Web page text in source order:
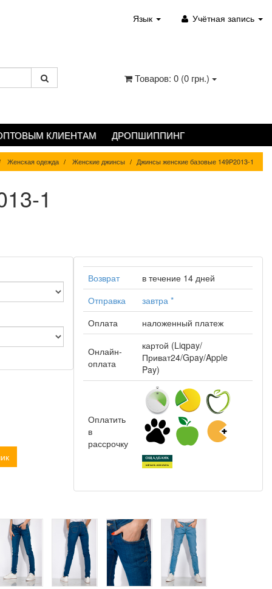
Язык Учётная запись
Товаров: 0 (0 грн.)
КЛИЕНТАМ ДРОПШИППИНГ
Женская одежда Женские джинсы Джинсы женские базовые 149P2013-1
1
Возврат
в течение 14 дней
Отправка
завтра*
Оплата
наложенный платеж
Онлайн-
оплата
картой (Liqpay/
Приват24/Gpay/Apple
Pay)
Оплатить
в
рассрочку